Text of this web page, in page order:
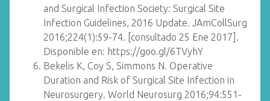
and Surgical Infection Society: Surgical Site
Infection Guidelines, 2016 Update. JAmCollSurg
2016;224(1):59-74. [consultado 25 Ene 2017].
Disponible en: https://goo.gl/6TVyhY
Bekelis K, Coy S, Simmons N. Operative
Duration and Risk of Surgical Site Infection in
Neurosurgery. World Neurosurg 2016;94:551-